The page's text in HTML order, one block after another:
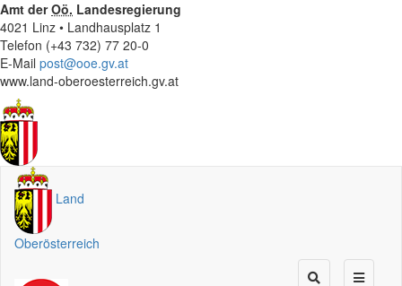
Amt derOö. Landesregierung
4021 Linz • Landhausplatz 1
Telefon (+43 732) 77 20-0
E-Mail post@ooe.gv.at
www.land-oberoesterreich.gv.at
Land
Oberösterreich